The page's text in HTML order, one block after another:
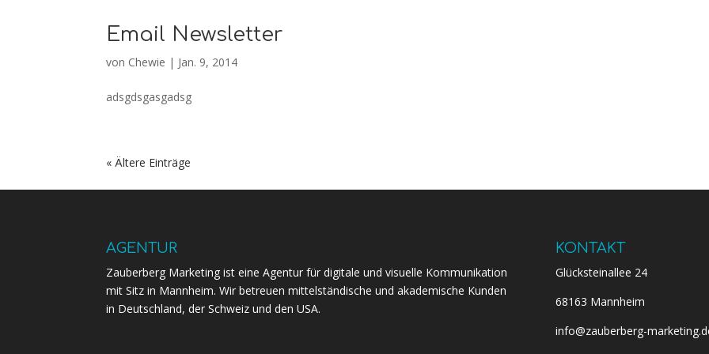
Email Newsletter
von Chewie | Jan. 9, 2014
adsgdsgasgadsg
« Ältere Einträge
AGENTUR
Zauberberg Marketing ist eine Agentur für digitale und visuelle Kommunikation
mit Sitz in Mannheim. Wir betreuen mittelständische und akademische Kunden
in Deutschland, der Schweiz und den USA.
KONTAKT
Glücksteinallee 24
68163 Mannheim
info@zauberberg-